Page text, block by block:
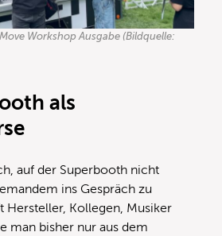
Move Workshop Ausgabe (Bildquelle:
als
auf der Superbooth nicht
ins Gespräch zu
Hersteller, Kollegen, Musiker
man bisher nur aus dem